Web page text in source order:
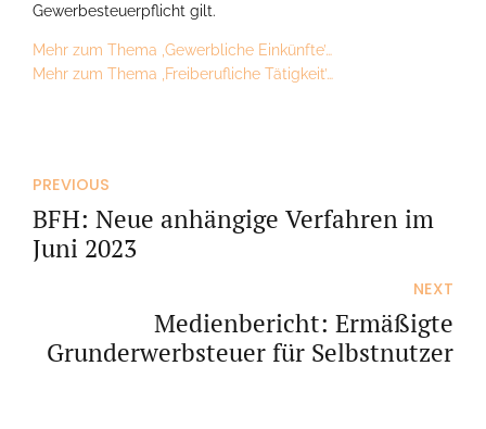
Gewerbesteuerpflicht gilt.
Mehr zum Thema ‚Gewerbliche Einkünfte’…
Mehr zum Thema ‚Freiberufliche Tätigkeit’…
PREVIOUS
BFH: Neue anhängige Verfahren im
Juni 2023
NEXT
Medienbericht: Ermäßigte
Grunderwerbsteuer für Selbstnutzer